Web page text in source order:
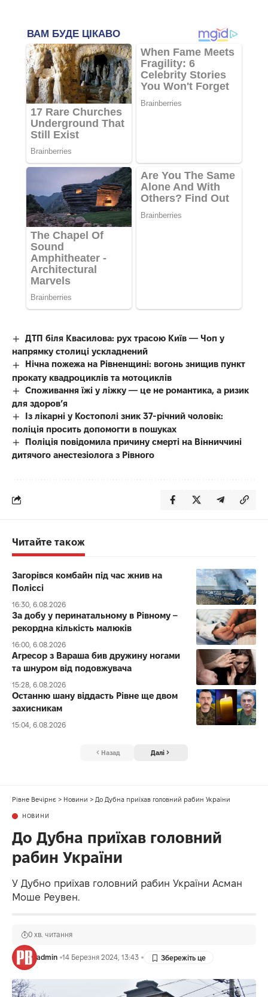
ДТП біля Квасилова: рух трасою Київ — Чоп у
напрямку столиці ускладнений
Нічна пожежа на Рівненщині: вогонь знищив пункт
прокату квадроциклів та мотоциклів
Споживання їжі у ліжку — це не романтика, а ризик
для здоров’я
Із лікарні у Костополі зник 37-річний чоловік:
поліція просить допомогти в пошуках
Поліція повідомила причину смерті на Вінниччині
дитячого анестезіолога з Рівного
Читайте також
Загорівся комбайн під час жнив на
Поліссі
16:30, 6.08.2026
За добу у перинатальному в Рівному –
рекордна кількість малюків
16:00, 6.08.2026
Агресор з Вараша бив дружину ногами
та шнуром від подовжувача
15:28, 6.08.2026
Останню шану віддасть Рівне ще двом
захисникам
15:04, 6.08.2026
Назад Далі
Рівне Вечірнє > Новини > До Дубна приїхав головний рабин України
НОВИНИ
До Дубна приїхав головний
рабин України
У Дубно приїхав головний рабин України Асман
Моше Реувен.
admin 14 Березня 2024, 13:43
0 хв. читання